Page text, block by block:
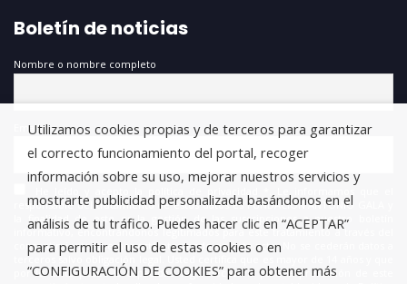
Boletín de noticias
Nombre o nombre completo
Email
responsable del tratamiento de estos datos es FUNDACIÓN ANTONIO GALA y
la finalidad de este es la gestión de las suscripciones a nuestro boletín
informativo, encontrándonos legitimados para este tratamiento a través del
consentimiento que nos está otorgando en este acto. No se cederán datos a
terceros salvo obligación legal. Usted certifica que es mayor de 14 años y que
por lo tanto posee la capacidad legal necesaria para la prestación de este
Utilizamos cookies propias y de terceros para garantizar
el correcto funcionamiento del portal, recoger
información sobre su uso, mejorar nuestros servicios y
mostrarte publicidad personalizada basándonos en el
análisis de tu tráfico. Puedes hacer clic en “ACEPTAR”
para permitir el uso de estas cookies o en
“CONFIGURACIÓN DE COOKIES” para obtener más